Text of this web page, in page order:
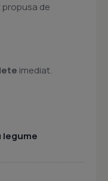
de
imediat.
legume